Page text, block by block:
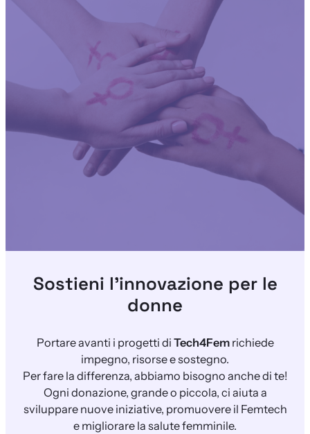
Sostieni l’innovazione per le
donne
Portare avanti i progetti di Tech4Femrichiede
impegno, risorse e sostegno.
Per fare la differenza, abbiamo bisogno anche di te!
Ogni donazione, grande o piccola, ci aiuta a
sviluppare nuove iniziative, promuovere il Femtech
e migliorare la salute femminile.